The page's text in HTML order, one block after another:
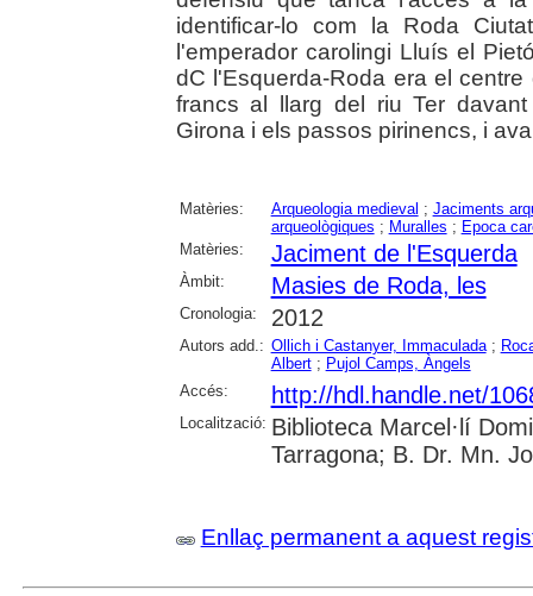
identificar-lo com la Roda
l'emperador carolingi Lluís el
dC l'Esquerda-Roda era el
francs al llarg del riu Ter
Girona i els passos pirinencs, i
Matèries: Arqueologia medieval ; Jaciments
arqueològiques ; Muralles ; Epoca
Matèries:
Jaciment de l'Esquerda
Àmbit: Masies de Roda, les
Cronologia: 2012
Autors add.: Ollich i Castanyer, Immaculada;
Albert; Pujol Camps, Àngels
Accés:
http://hdl.handle.net/
Localització: Biblioteca Marcel·lí
Tarragona; B. Dr. Mn.
Enllaç permanent a aquest